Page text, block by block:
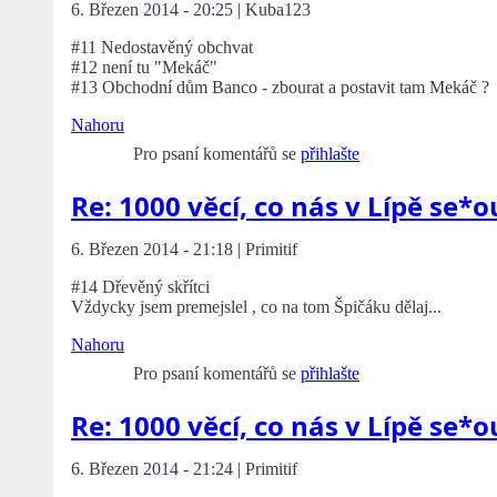
6. Březen 2014 - 20:25 | Kuba123
#11 Nedostavěný obchvat
#12 není tu "Mekáč"
#13 Obchodní dům Banco - zbourat a postavit tam Mekáč ?
Nahoru
Pro psaní komentářů se přihlašte
Re: 1000 věcí, co nás v Lípě
6. Březen 2014 - 21:18 | Primitif
#14 Dřevěný skřítci
Vždycky jsem premejslel , co na tom Špičáku dělaj...
Nahoru
Pro psaní komentářů se přihlašte
Re: 1000 věcí, co nás v Lípě
6. Březen 2014 - 21:24 | Primitif